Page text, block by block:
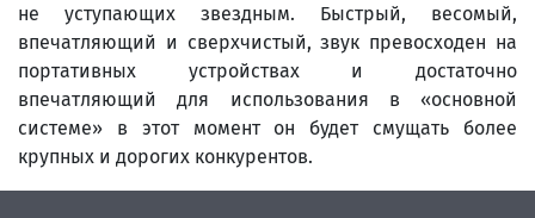
не уступающих звездным. Быстрый, весомый,
впечатляющий и сверхчистый, звук превосходен на
портативных устройствах и достаточно
впечатляющий для использования в «основной
системе» в этот момент он будет смущать более
крупных и дорогих конкурентов.